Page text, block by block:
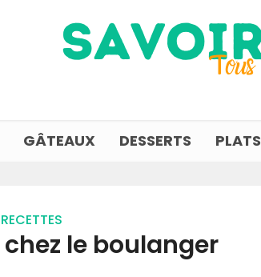
GÂTEAUX DESSERTS PLATS
RECETTES
le boulanger